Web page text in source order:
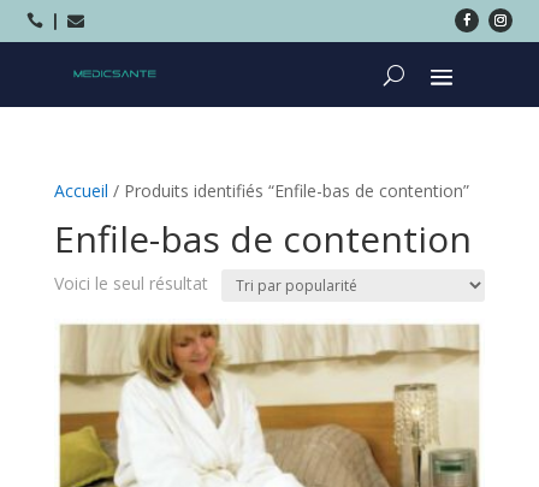
 
Accueil / Produits identifiés “Enfile-bas de contention”
Enfile-bas de contention
Voici le seul résultat